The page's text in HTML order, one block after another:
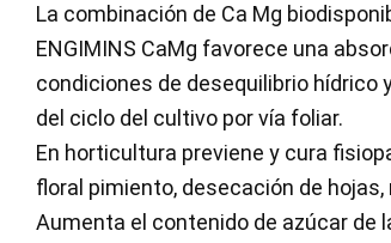
La combinación de Ca Mg
ENGIMINS CaMg favorece una
condiciones de desequilibrio
del ciclo del cultivo por vía foliar.
En horticultura previene y cura
floral pimiento, desecación de
Aumenta el contenido de azúcar de